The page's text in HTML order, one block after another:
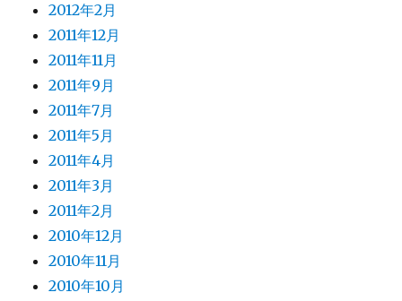
2012年2月
2011年12月
2011年11月
2011年9月
2011年7月
2011年5月
2011年4月
2011年3月
2011年2月
2010年12月
2010年11月
2010年10月